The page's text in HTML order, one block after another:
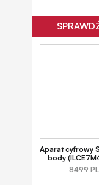
Aparat cyfrowy
body
8499